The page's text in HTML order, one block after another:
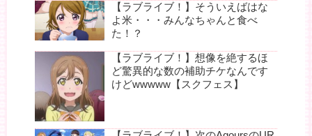
【ラブライブ！】そういえばはな
よ米・・・みんなちゃんと食べ
た！？
【ラブライブ！】想像を絶するほ
ど驚異的な数の補助チケなんです
けどwwwww【スクフェス】